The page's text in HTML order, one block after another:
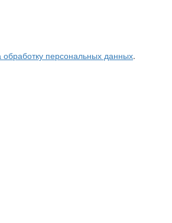
обработку персональных данных.